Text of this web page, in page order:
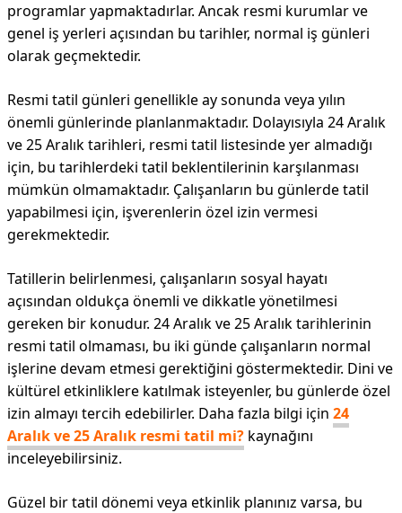
programlar yapmaktadırlar. Ancak resmi kurumlar ve
genel iş yerleri açısından bu tarihler, normal iş günleri
olarak geçmektedir.
Resmi tatil günleri genellikle ay sonunda veya yılın
önemli günlerinde planlanmaktadır. Dolayısıyla 24 Aralık
ve 25 Aralık tarihleri, resmi tatil listesinde yer almadığı
için, bu tarihlerdeki tatil beklentilerinin karşılanması
mümkün olmamaktadır. Çalışanların bu günlerde tatil
yapabilmesi için, işverenlerin özel izin vermesi
gerekmektedir.
Tatillerin belirlenmesi, çalışanların sosyal hayatı
açısından oldukça önemli ve dikkatle yönetilmesi
gereken bir konudur. 24 Aralık ve 25 Aralık tarihlerinin
resmi tatil olmaması, bu iki günde çalışanların normal
işlerine devam etmesi gerektiğini göstermektedir. Dini ve
kültürel etkinliklere katılmak isteyenler, bu günlerde özel
izin almayı tercih edebilirler. Daha fazla bilgi için 24
Aralık ve 25 Aralık resmi tatil mi? kaynağını
inceleyebilirsiniz.
Güzel bir tatil dönemi veya etkinlik planınız varsa, bu